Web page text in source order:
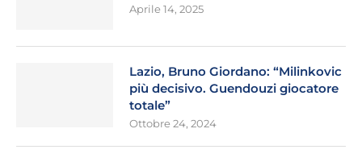
Aprile 14, 2025
Lazio, Bruno Giordano: “Milinkovic
più decisivo. Guendouzi giocatore
totale”
Ottobre 24, 2024